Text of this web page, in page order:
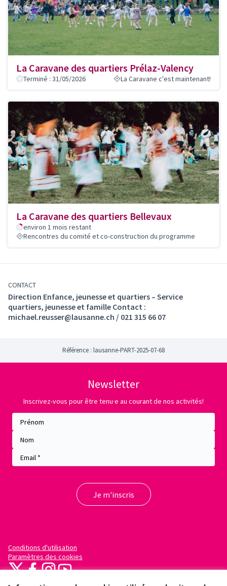
La Caravane des quartiers Prélaz-Valency
Terminé : 31/05/2026 La Caravane c'est maintenant!
La Caravane des quartiers Bellevaux
environ 1 mois restant
Rencontres du comité et co-construction du programme
CONTACT
Direction Enfance, jeunesse et quartiers – Service
quartiers, jeunesse et famille Contact :
michael.reusser@lausanne.ch / 021 315 66 07
Référence : lausanne-PART-2025-07-68
Newsletter
Inscrivez-vous pour être tenu·e au courant de nos activités!
Conditions d'utilisation
Paramètres des cookies
X
FacebookInstagram
YouTube